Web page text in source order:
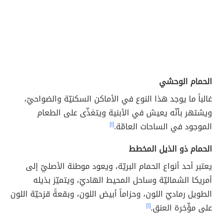
الحمام الوحشي
غالباً ما يوجد هذا النوع في الأماكن السكنيّة والضواحيّ،
ويشتهر بأنّه يعيش في الأبنية ويتغذّى على الطعام
الموجود في الساحات العامّة.[١]
الحمام ذو الذيل المخطط
يعتبر أحد أنواع الحمام البريّة، ويعود موطنة الأصليّ إلى
أمريكا الشماليّة وساحل المحيط الهاديّ، ويتميّز بذيله
الطويل رماديّ اللون، وحزاماً أبيض اللون، وبقعةً قزحيّة اللون
على مؤّخرة العنق.[١]